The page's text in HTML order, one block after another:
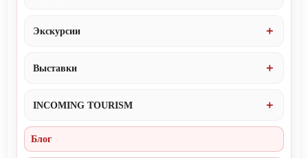
Экскурсии
Выставки
INCOMING TOURISM
Блог